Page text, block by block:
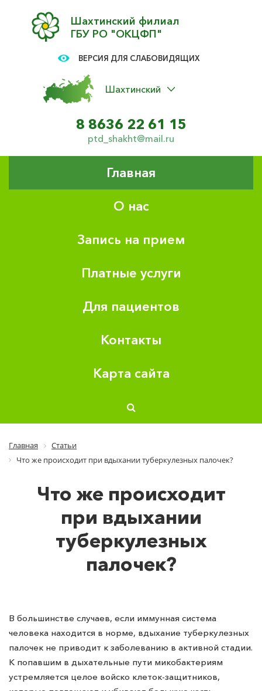
Шахтинский филиал
ГБУ РО "ОКЦФП"
ВЕРСИЯ ДЛЯ СЛАБОВИДЯЩИХ
Шахтинский
8 8636 22 61 15
ptd_shakht@mail.ru
Главная
О нас
Запись на прием
Платные услуги
Для пациентов
Контакты
Карта сайта
Главная
Статьи
Что же происходит при вдыхании туберкулезных палочек?
Что же происходит
при вдыхании
туберкулезных
палочек?
В большинстве случаев, если иммунная система
человека находится в норме, вдыхание туберкулезных
палочек не приводит к заболеванию в активной стадии.
К попавшим в дыхательные пути микобактериям
устремляется целое войско клеток-защитников,